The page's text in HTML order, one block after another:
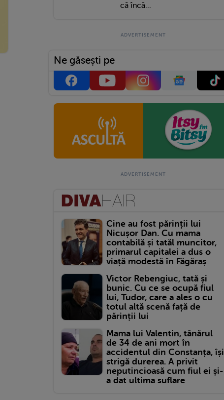
că încă...
Ne găsești pe
Cine au fost părinții lui
Nicușor Dan. Cu mama
contabilă și tatăl muncitor,
primarul capitalei a dus o
viață modestă în Făgăraș
Victor Rebengiuc, tată și
bunic. Cu ce se ocupă fiul
lui, Tudor, care a ales o cu
totul altă scenă față de
părinții lui
Mama lui Valentin, tânărul
de 34 de ani mort în
accidentul din Constanța, își
strigă durerea. A privit
neputincioasă cum fiul ei și-
a dat ultima suflare